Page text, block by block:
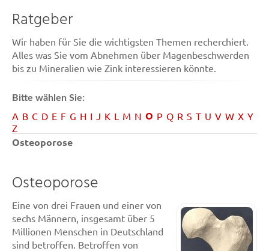
Ratgeber
Wir haben für Sie die wichtigsten Themen recherchiert.
Alles was Sie vom Abnehmen über Magenbeschwerden
bis zu Mineralien wie Zink interessieren könnte.
Bitte wählen Sie:
A B C D E F G H I J K L M N O P Q R S T U V W X Y
Z
Osteoporose
Osteoporose
Eine von drei Frauen und einer von
sechs Männern, insgesamt über 5
Millionen Menschen in Deutschland
sind betroffen. Betroffen von